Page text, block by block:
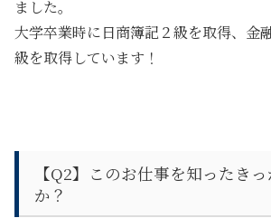
ました。
大学卒業時に日商簿記２級を取得、金
級を取得しています！
【Q2】 このお仕事を知ったき
か？